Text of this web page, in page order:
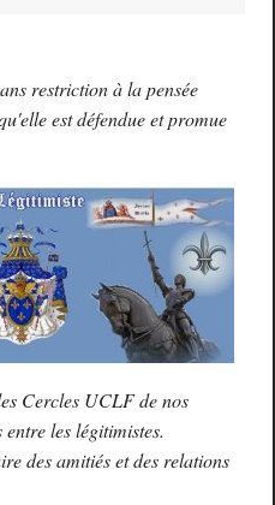
restriction à la pensée
est défendue et promue
Cercles UCLF de nos
les légitimistes.
des amitiés et des relations